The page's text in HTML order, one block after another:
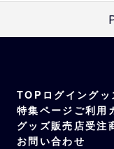
TOP ログイングッ
特集ページ ご利用
グッズ販売店受注
お問い合わせ